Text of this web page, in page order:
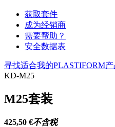
获取套件
成为经销商
需要帮助？
安全数据表
寻找适合我的PLASTIFORM产
KD-M25
M25套装
425,50 €不含税